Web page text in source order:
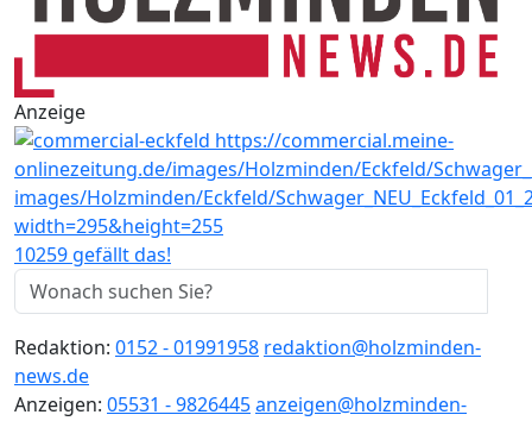
Anzeige
10259 gefällt das!
Redaktion: 0152 - 01991958 redaktion@holzminden-
news.de
Anzeigen: 05531 - 9826445anzeigen@holzminden-